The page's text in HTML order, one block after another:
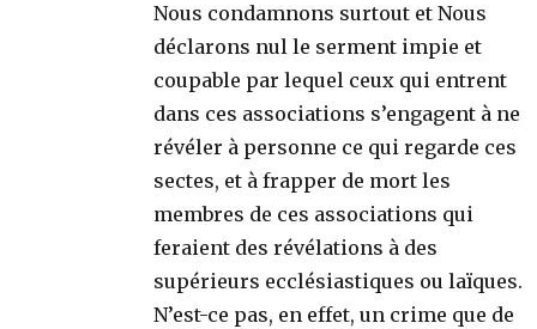
Nous condamnons surtout et Nous
déclarons nul le serment impie et
coupable par lequel ceux qui entrent
dans ces associations s’engagent à ne
révéler à personne ce qui regarde ces
sectes, et à frapper de mort les
membres de ces associations qui
feraient des révélations à des
supérieurs ecclésiastiques ou laïques.
N’est-ce pas, en effet, un crime que de